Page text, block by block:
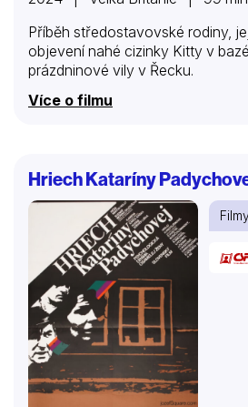
Příběh středostavovské rodiny,
objevení nahé cizinky Kitty v
prázdninové vily v Řecku.
Více o filmu
Hriech Kataríny